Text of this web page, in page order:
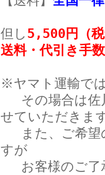
但し5,500円（
送料・代引き手
※ヤマト運輸で
その場合は佐
せていただきま
また、ご希望
すが
お客様のご了